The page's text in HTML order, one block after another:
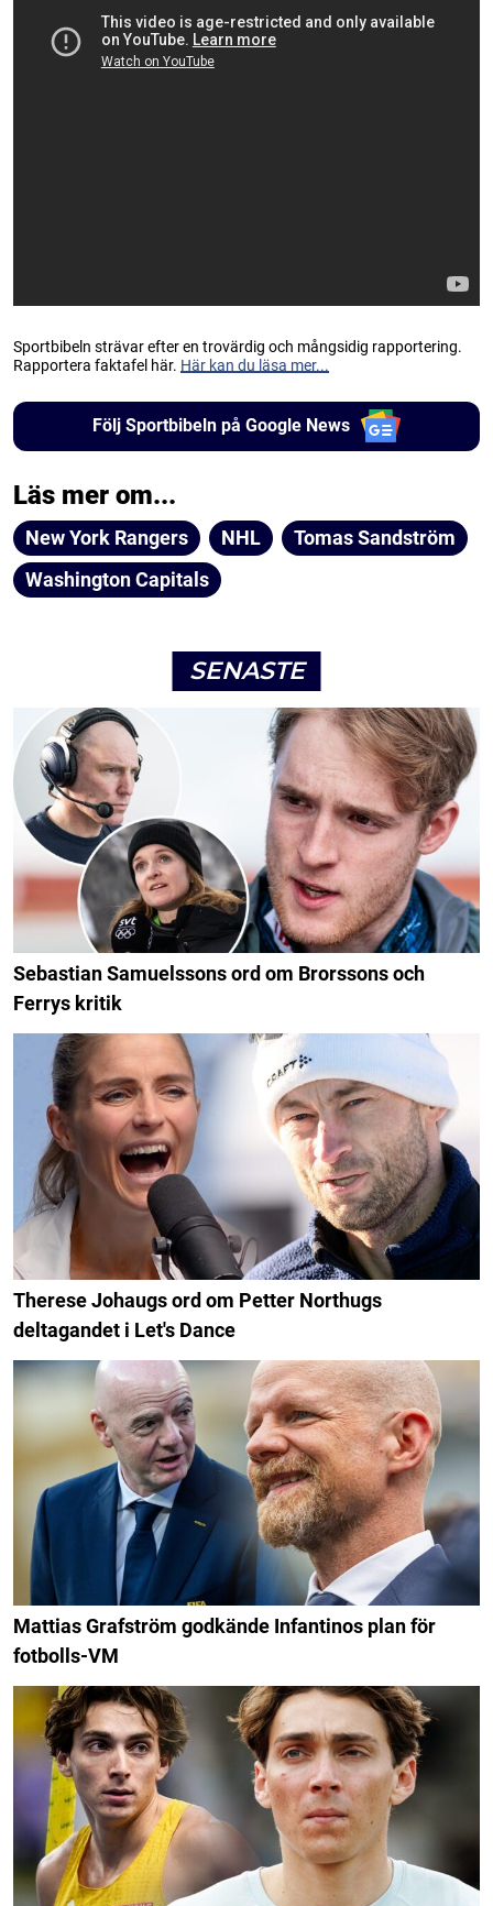
Sportbibeln strävar efter en trovärdig och mångsidig rapportering.
Rapportera faktafel här. Här kan du läsa mer...
Följ Sportbibeln på Google News
Läs mer om...
New York Rangers NHL
Tomas Sandström
Washington Capitals
SENASTE
Sebastian Samuelssons ord om Brorssons och
Ferrys kritik
Therese Johaugs ord om Petter Northugs
deltagandet i Let's Dance
Mattias Grafström godkände Infantinos plan för
fotbolls-VM